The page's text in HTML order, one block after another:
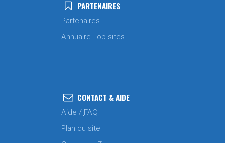
PARTENAIRES
Partenaires
Annuaire Top sites
CONTACT & AIDE
Aide / FAQ
Plan du site